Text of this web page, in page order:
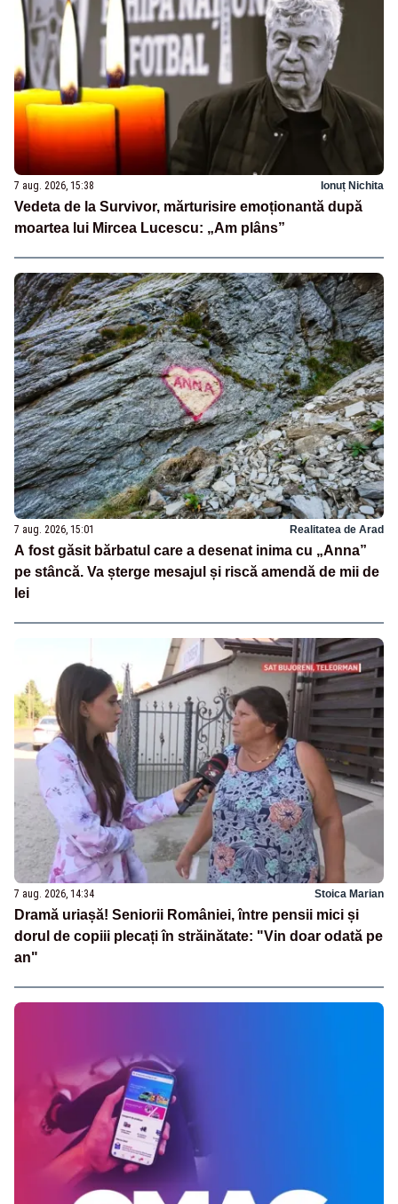
7 aug. 2026, 15:38 Ionuț Nichita
Vedeta de la Survivor, mărturisire emoționantă după
moartea lui Mircea Lucescu: „Am plâns”
7 aug. 2026, 15:01 Realitatea de Arad
A fost găsit bărbatul care a desenat inima cu „Anna”
pe stâncă. Va șterge mesajul și riscă amendă de mii de
lei
7 aug. 2026, 14:34 Stoica Marian
Dramă uriașă! Seniorii României, între pensii mici și
dorul de copiii plecați în străinătate: "Vin doar odată pe
an"